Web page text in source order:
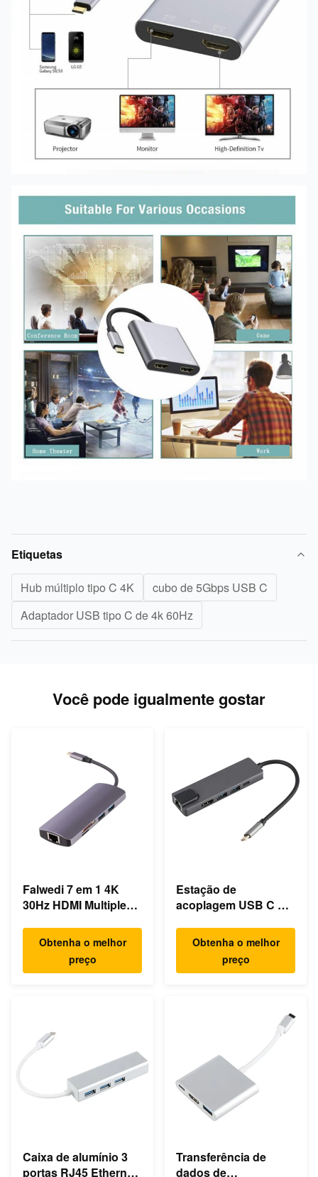
Etiquetas
Hub múltiplo tipo C 4K
cubo de 5Gbps USB C
Adaptador USB tipo C de 4k 60Hz
Você pode igualmente gostar
Falwedi 7 em 1 4K
30Hz HDMI Multiple
Obtenha o melhor
preço
Estação de
acoplagem USB C de
ultra rápido Gigabit
Ethernet
Obtenha o melhor
preço
Caixa de alumínio 3
portas RJ45 Ethernet
Transferência de
dados de